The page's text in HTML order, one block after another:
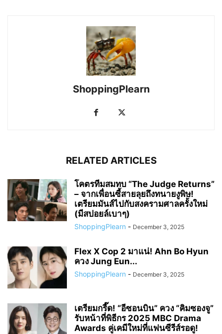
ShoppingPlearn
RELATED ARTICLES
โคตรทีมสมทบ “The Judge Returns”
– จากเพื่อนซี้สายลุยถึงทนายงูพิษ!
เตรียมมันส์ไปกับสงครามศาลครั้งใหม่
(มีสปอยล์เบาๆ)
ShoppingPlearn - December 3, 2025
Flex X Cop 2 มาแน่! Ahn Bo Hyun
ควง Jung Eun...
ShoppingPlearn - December 3, 2025
เตรียมกรี๊ด! “อีซอนบิน” ควง “คิมซองจู”
รับหน้าที่พิธีกร 2025 MBC Drama
Awards คู่เคมีใหม่ที่แฟนซีรีส์รอดู!